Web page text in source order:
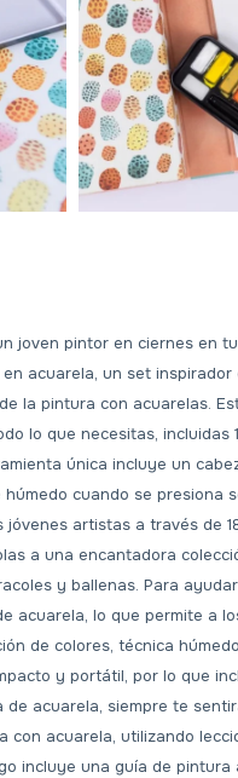
joven pintor en ciernes en
en acuarela, un set
la pintura con acuarelas.
lo que necesitas, incluidas
única incluye un
húmedo cuando se presiona
jóvenes artistas a través de
a una encantadora
y ballenas. Para
acuarela, lo que permite a
de colores, técnica
y portátil, por lo que
de acuarela, siempre te
con acuarela, utilizando
incluye una guía de pintura